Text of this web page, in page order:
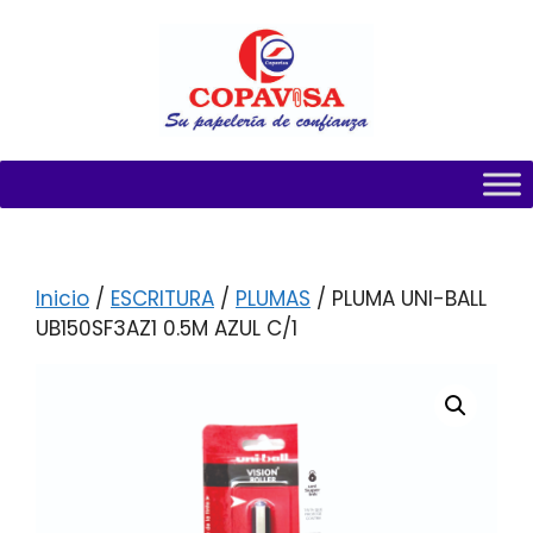
Inicio / ESCRITURA / PLUMAS / PLUMA UNI-BALL
UB150SF3AZ1 0.5M AZUL C/1